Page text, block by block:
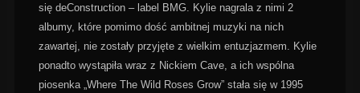
się deConstruction – label BMG. Kylie nagrala z nimi 2
albumy, które pomimo dość ambitnej muzyki na nich
zawartej, nie zostały przyjęte z wielkim entuzjazmem. Kylie
ponadto wystąpiła wraz z Nickiem Cave, a ich wspólna
piosenka „Where The Wild Roses Grow” stała się w 1995